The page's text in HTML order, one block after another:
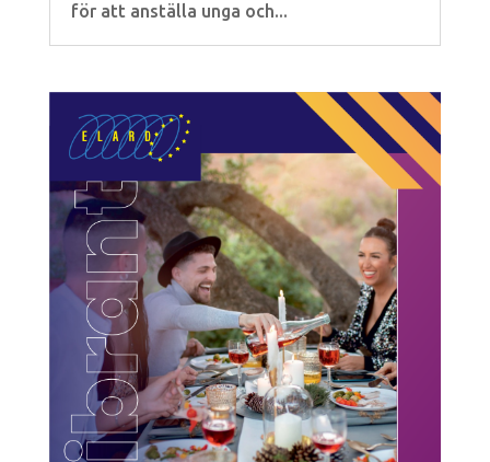
för att anställa unga och...